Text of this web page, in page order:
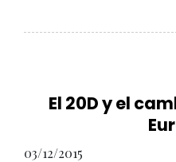
El 20D y el
03/12/2015